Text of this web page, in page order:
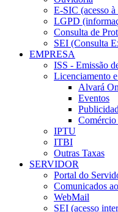
E-SIC (acesso
LGPD
Consulta de
SEI (Consulta
EMPRESA
ISS - Emissão
Licenciamento
Alvará
Eventos
IPTU
ITBI
Outras Taxas
SERVIDOR
Portal do
Comunicados
WebMail
SEI (acesso